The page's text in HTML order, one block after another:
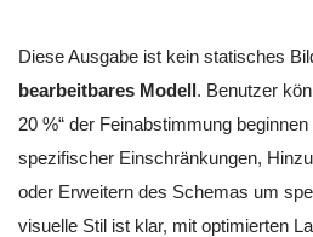
Diese Ausgabe ist kein statisches
bearbeitbares Modell. Benutzer
20 %“ der Feinabstimmung
spezifischer Einschränkungen,
oder Erweitern des Schemas um
visuelle Stil ist klar, mit optimierten